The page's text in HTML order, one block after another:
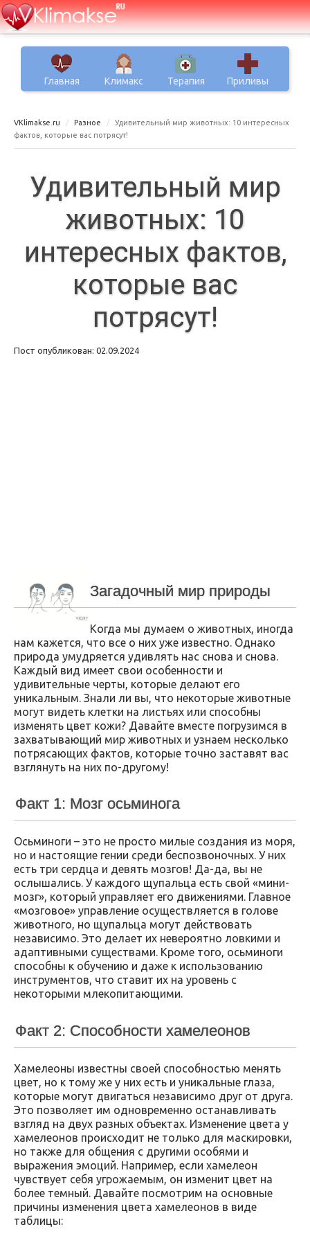
Главная Климакс Терапия Приливы
VKlimakse.ru Разное
Удивительный мир животных: 10 интересных
фактов, которые вас потрясут!
Удивительный мир
животных: 10
интересных фактов,
которые вас
потрясут!
Пост опубликован: 02.09.2024
Загадочный мир природы
Когда мы думаем о животных, иногда
нам кажется, что все о них уже известно. Однако
природа умудряется удивлять нас снова и снова.
Каждый вид имеет свои особенности и
удивительные черты, которые делают его
уникальным. Знали ли вы, что некоторые животные
могут видеть клетки на листьях или способны
изменять цвет кожи? Давайте вместе погрузимся в
захватывающий мир животных и узнаем несколько
потрясающих фактов, которые точно заставят вас
взглянуть на них по-другому!
Факт 1: Мозг осьминога
Осьминоги – это не просто милые создания из моря,
но и настоящие гении среди беспозвоночных. У них
есть три сердца и девять мозгов! Да-да, вы не
ослышались. У каждого щупальца есть свой «мини-
мозг», который управляет его движениями. Главное
«мозговое» управление осуществляется в голове
животного, но щупальца могут действовать
независимо. Это делает их невероятно ловкими и
адаптивными существами. Кроме того, осьминоги
способны к обучению и даже к использованию
инструментов, что ставит их на уровень с
некоторыми млекопитающими.
Факт 2: Способности хамелеонов
Хамелеоны известны своей способностью менять
цвет, но к тому же у них есть и уникальные глаза,
которые могут двигаться независимо друг от друга.
Это позволяет им одновременно останавливать
взгляд на двух разных объектах. Изменение цвета у
хамелеонов происходит не только для маскировки,
но также для общения с другими особями и
выражения эмоций. Например, если хамелеон
чувствует себя угрожаемым, он изменит цвет на
более темный. Давайте посмотрим на основные
причины изменения цвета хамелеонов в виде
таблицы: